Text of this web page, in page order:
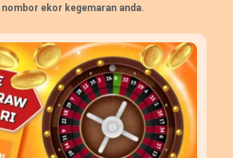
nombor ekor kegemaran anda.